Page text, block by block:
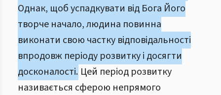
Однак, щоб успадкувати від Бога Його
творче начало, людина повинна
виконати свою частку відповідальності
впродовж періоду розвитку і досягти
досконалості. Цей період розвитку
називається сферою непрямого